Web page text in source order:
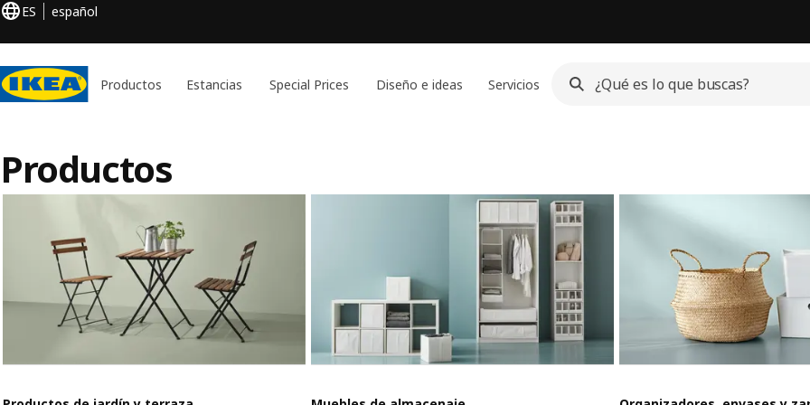
ES español
Productos Estancias Special Prices Diseño e ideas Servicios
Productos